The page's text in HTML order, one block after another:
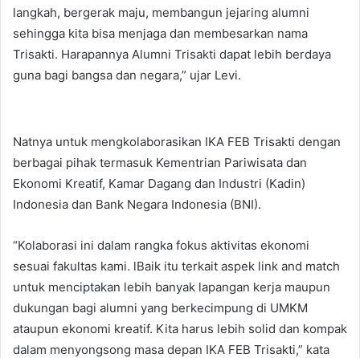
langkah, bergerak maju, membangun jejaring alumni
sehingga kita bisa menjaga dan membesarkan nama
Trisakti. Harapannya Alumni Trisakti dapat lebih berdaya
guna bagi bangsa dan negara,” ujar Levi.
Natnya untuk mengkolaborasikan IKA FEB Trisakti dengan
berbagai pihak termasuk Kementrian Pariwisata dan
Ekonomi Kreatif, Kamar Dagang dan Industri (Kadin)
Indonesia dan Bank Negara Indonesia (BNI).
“Kolaborasi ini dalam rangka fokus aktivitas ekonomi
sesuai fakultas kami. lBaik itu terkait aspek link and match
untuk menciptakan lebih banyak lapangan kerja maupun
dukungan bagi alumni yang berkecimpung di UMKM
ataupun ekonomi kreatif. Kita harus lebih solid dan kompak
dalam menyongsong masa depan IKA FEB Trisakti,” kata